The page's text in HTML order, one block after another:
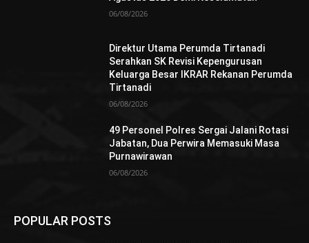
06/08/2026
Direktur Utama Perumda Tirtanadi
Serahkan SK Revisi Kepengurusan
Keluarga Besar IKRAR Rekanan Perumda
Tirtanadi
06/08/2026
49 Personel Polres Sergai Jalani Rotasi
Jabatan, Dua Perwira Memasuki Masa
Purnawirawan
06/08/2026
POPULAR POSTS